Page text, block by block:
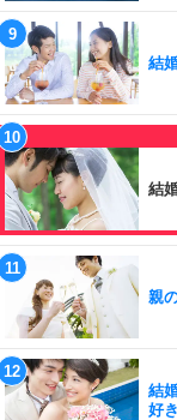
結
結
親
結
好